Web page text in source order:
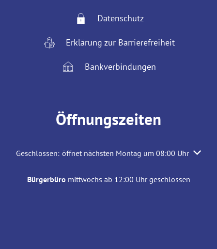
Datenschutz
Erklärung zur Barrierefreiheit
Bankverbindungen
Öffnungszeiten
Klicken, um weitere Öffnungs- oder Schließzeiten
Geschlossen: öffnet nächsten Montag um 08:00 Uhr
Bürgerbüro mittwochs ab 12:00 Uhr geschlossen